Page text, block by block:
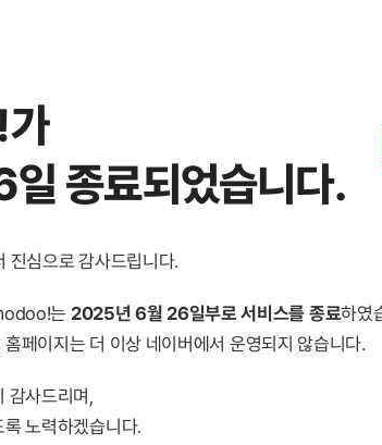
종료되었습니다.
심으로 감사드립니다.
는 2025년 6월 26일부로 서비스를 종료하였
페이지는 더 이상 네이버에서 운영되지 않습니다.
감사드리며,
노력하겠습니다.